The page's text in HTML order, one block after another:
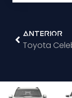
Anterior